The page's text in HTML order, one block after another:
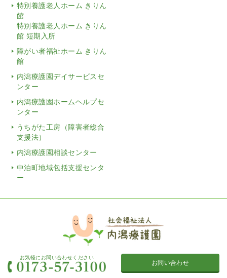
特別養護老人ホーム きりん
館
特別養護老人ホーム きりん
館 短期入所
障がい者福祉ホーム きりん
館
内潟療護園デイサービスセ
ンター
内潟療護園ホームヘルプセ
ンター
うちがた工房（障害者総合
支援法）
内潟療護園相談センター
中泊町地域包括支援センタ
ー
お気軽にお問い合わせください
お問い合わせ